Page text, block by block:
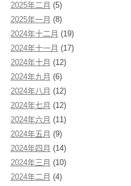
2025年二月 (5)
2025年一月 (8)
2024年十二月 (19)
2024年十一月 (17)
2024年十月 (12)
2024年九月 (6)
2024年八月 (12)
2024年七月 (12)
2024年六月 (11)
2024年五月 (9)
2024年四月 (14)
2024年三月 (10)
2024年二月 (4)